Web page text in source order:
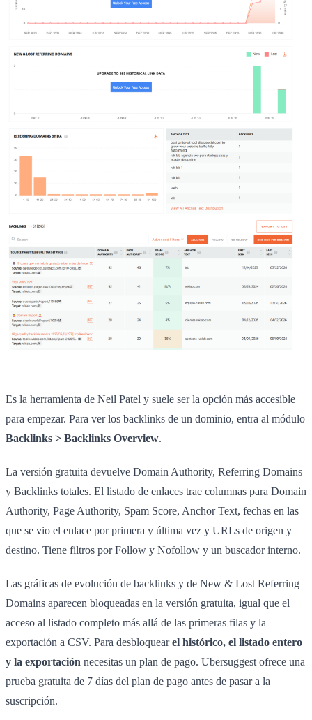
Es la herramienta de Neil Patel y suele ser la opción más accesible
para empezar. Para ver los backlinks de un dominio, entra al módulo
Backlinks > Backlinks Overview.
La versión gratuita devuelve Domain Authority, Referring Domains
y Backlinks totales. El listado de enlaces trae columnas para Domain
Authority, Page Authority, Spam Score, Anchor Text, fechas en las
que se vio el enlace por primera y última vez y URLs de origen y
destino. Tiene filtros por Follow y Nofollow y un buscador interno.
Las gráficas de evolución de backlinks y de New & Lost Referring
Domains aparecen bloqueadas en la versión gratuita, igual que el
acceso al listado completo más allá de las primeras filas y la
exportación a CSV. Para desbloquearel histórico, el listado entero
y la exportación necesitas un plan de pago. Ubersuggest ofrece una
prueba gratuita de 7 días del plan de pago antes de pasar a la
suscripción.